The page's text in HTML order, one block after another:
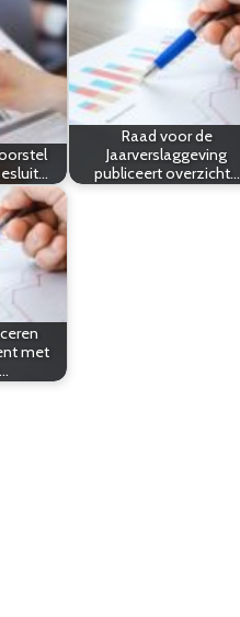
Raad voor de
Jaarverslaggeving
publiceert overzicht…
met